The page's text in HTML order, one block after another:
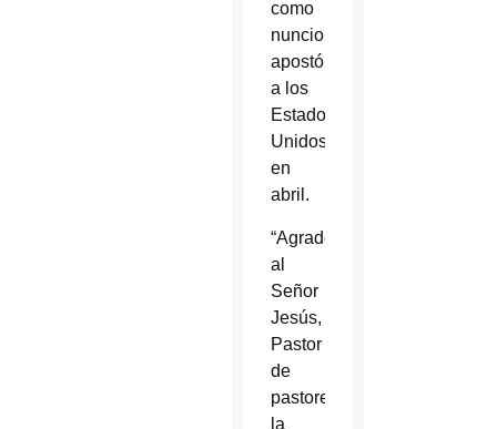
como
nuncio
apostólico
a los
Estados
Unidos
en
abril.
“Agradecemos
al
Señor
Jesús,
Pastor
de
pastores,
la